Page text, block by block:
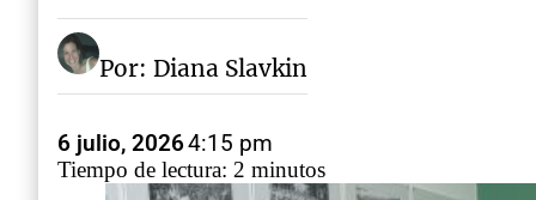
Por: Diana Slavkin
6 julio, 20264:15 pm
Tiempo de lectura: 2 minutos